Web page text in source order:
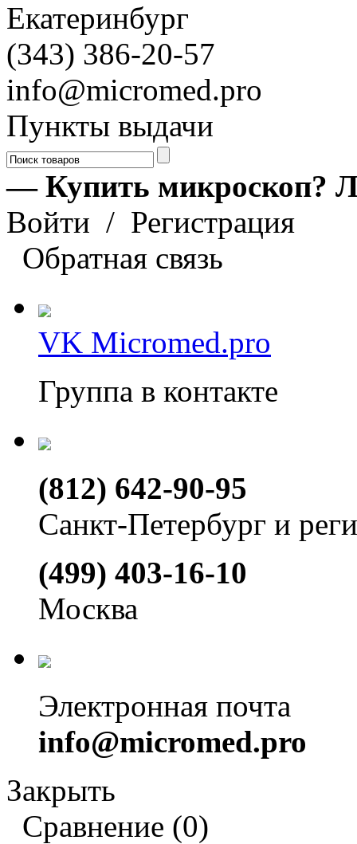
Екатеринбург
(343) 386-20-57
info@micromed.pro
Пункты выдачи
— Купить микроскоп?
Войти / Регистрация
Обратная связь
VK Micromed.pro
Группа в контакте
(812) 642-90-95
Санкт-Петербург и
(499) 403-16-10
Москва
Электронная почта
info@micromed.pro
Закрыть
Сравнение (0)